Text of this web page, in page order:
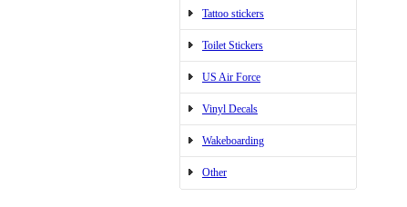
Tattoo stickers
Toilet Stickers
US Air Force
Vinyl Decals
Wakeboarding
Other